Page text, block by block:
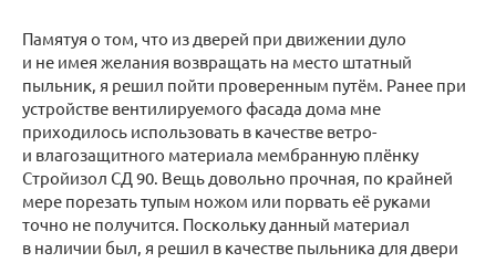
Памятуя о том, что из дверей при движении дуло
и не имея желания возвращать на место штатный
пыльник, я решил пойти проверенным путём. Ранее при
устройстве вентилируемого фасада дома мне
приходилось использовать в качестве ветро-
и влагозащитного материала мембранную плёнку
Стройизол СД 90. Вещь довольно прочная, по крайней
мере порезать тупым ножом или порвать её руками
точно не получится. Поскольку данный материал
в наличии был, я решил в качестве пыльника для двери